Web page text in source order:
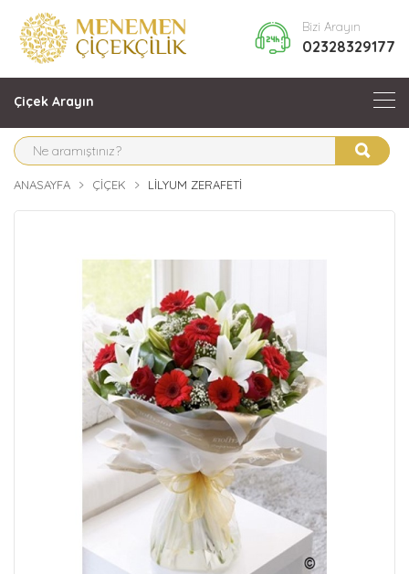
Bizi Arayın
02328329177
Çiçek Arayın
ANASAYFA ÇIÇEK LILYUM ZERAFETI